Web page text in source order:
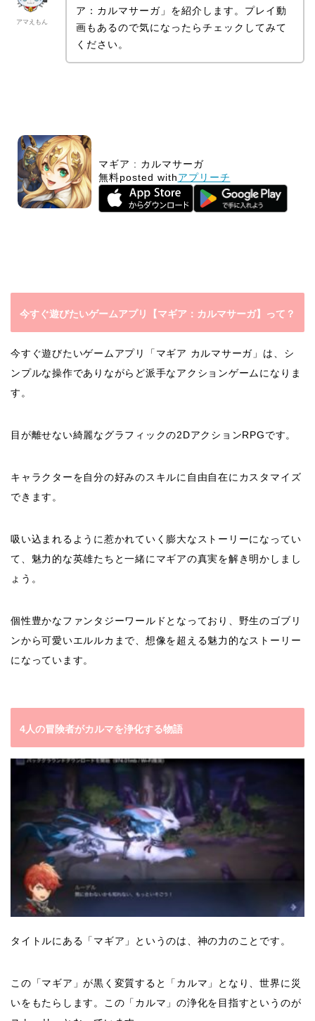
アマえもん
ア：カルマサーガ」を紹介します。 プレイ動
画もあるので気になったらチェックしてみて
ください。
マギア : カルマサーガ
無料posted withアプリーチ
今すぐ遊びたいゲームアプリ【マギア：カルマサーガ】って？
今すぐ遊びたいゲームアプリ「マギア カルマサーガ」は、シ
ンプルな操作でありながらど派手なアクションゲームになりま
す。
目が離せない綺麗なグラフィックの2DアクションRPGです。
キャラクターを自分の好みのスキルに自由自在にカスタマイズ
できます。
吸い込まれるように惹かれていく膨大なストーリーになってい
て、魅力的な英雄たちと一緒にマギアの真実を解き明かしまし
ょう。
個性豊かなファンタジーワールドとなっており、野生のゴブリ
ンから可愛いエルルカまで、想像を超える魅力的なストーリー
になっています。
4人の冒険者がカルマを浄化する物語
タイトルにある「マギア」というのは、神の力のことです。
この「マギア」が黒く変質すると「カルマ」となり、世界に災
いをもたらします。この「カルマ」の浄化を目指すというのが